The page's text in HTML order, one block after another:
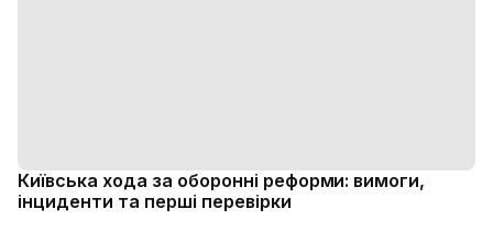
Київська хода за оборонні реформи: вимоги,
інциденти та перші перевірки